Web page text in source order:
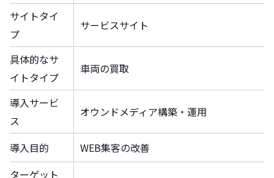
サイトタイ
プ
サービスサイト
具体的なサ
イトタイプ
車両の買取
導入サービ
ス
オウンドメディア構築・運用
導入目的
WEB集客の改善
ターゲット